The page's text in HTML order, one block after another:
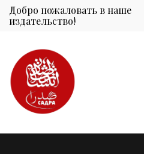
Добро пожаловать в наше
издательство!